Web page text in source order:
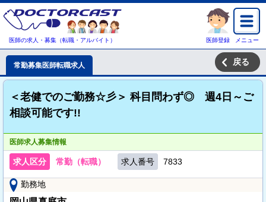
医師の求人・募集（転職・アルバイト） 医師登録 メニュー
常勤募集医師転職求人 戻る
＜老健でのご勤務☆彡＞ 科目問わず◎ 週4日～ご
相談可能です!!
医師求人募集情報
求人区分 常勤（転職） 求人番号 7833
勤務地